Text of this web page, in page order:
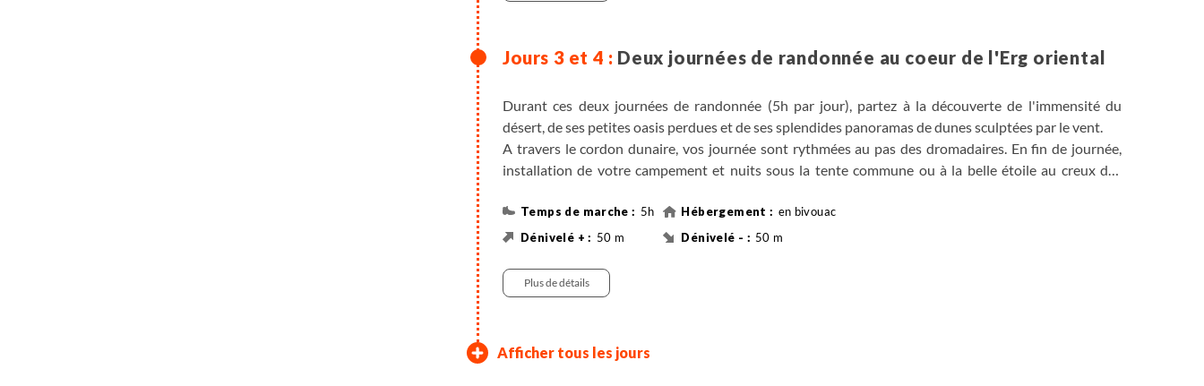
Deux journées de randonnée au coeur de l'Erg oriental
Durant ces deux journées de randonnée (5h par jour), partez à la découverte de l'immensité du
désert, de ses petites oasis perdues et de ses splendides panoramas de dunes sculptées par le vent.
A travers le cordon dunaire, vos journée sont rythmées au pas des dromadaires. En fin de journée,
installation de votre campement et nuits sous la tente commune ou à la belle étoile au creux des
5h
en bivouac
50 m
50 m
Plus de détails
Erg Oriental - Douz - Matmata - Ksar Hallouf
Ksar Hallouf - Tataouine - Douiret
Douiret - Toujaine - Chenini - mosquée des sept géants
Djerba - Vol retour
Afficher tous les jours